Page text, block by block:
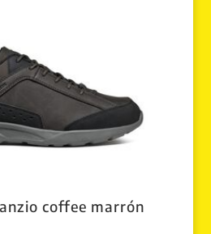
coffee marrón